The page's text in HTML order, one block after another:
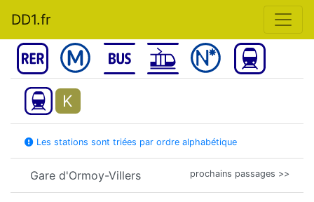
DD1.fr
K
Les stations sont triées par ordre alphabétique
Gare d'Ormoy-Villers prochains passages >>